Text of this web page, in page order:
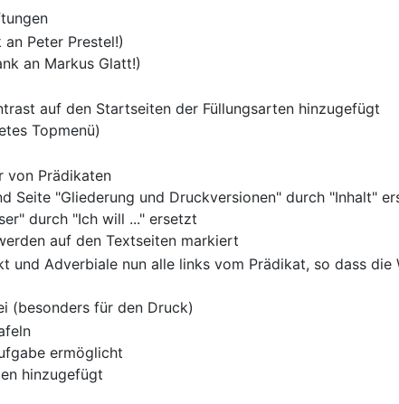
Peter Prestel!)
an Markus Glatt!)
auf den Startseiten der Füllungsarten hinzugefügt
Topmenü)
von Prädikaten
Seite "Gliederung und Druckversionen" durch "Inhalt"
durch "Ich will ..." ersetzt
auf den Textseiten markiert
und Adverbiale nun alle links vom Prädikat, so dass
(besonders für den Druck)
ermöglicht
hinzugefügt